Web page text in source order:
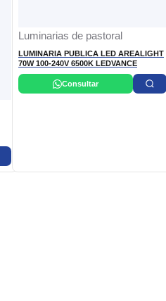
Luminarias de pastoral
LUMINARIA PUBLICA LED AREALIGHT
70W 100-240V 6500K LEDVANCE
Consultar